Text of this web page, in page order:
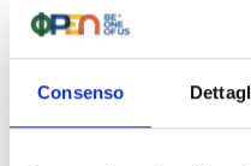
Consenso
misure